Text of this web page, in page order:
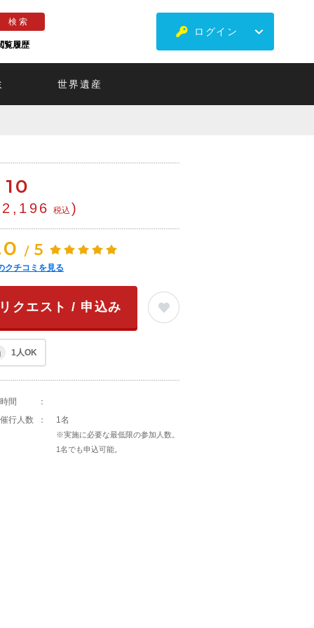
覧履歴
ログイン
世界遺産
10
税込 )
/ 5
クチコミを見る
リクエスト / 申込み
1人OK
間
：
行人数
： 1名
※実施に必要な最低限の参加人数。
1名でも申込可能。